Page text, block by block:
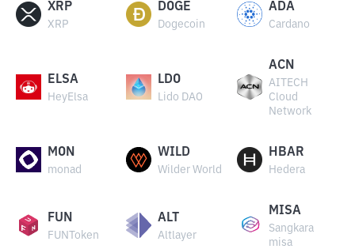
XRP
XRP
DOGE
Dogecoin
ADA
Cardano
ELSA
HeyElsa
LDO
Lido DAO
ACN
AITECH
Cloud
Network
MON
monad
WILD
Wilder World
HBAR
Hedera
FUN
FUNToken
ALT
Altlayer
MISA
Sangkara
misa